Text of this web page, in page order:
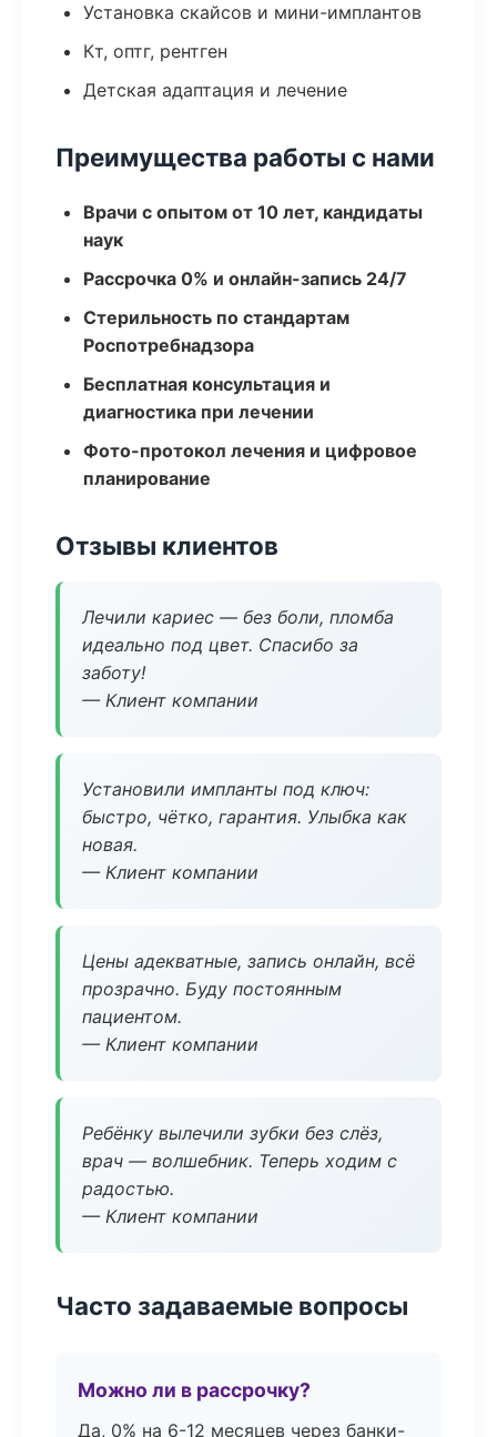
Установка скайсов и мини-имплантов
Кт, оптг, рентген
Детская адаптация и лечение
Преимущества работы с нами
Врачи с опытом от 10 лет, кандидаты
наук
Рассрочка 0% и онлайн-запись 24/7
Стерильность по стандартам
Роспотребнадзора
Бесплатная консультация и
диагностика при лечении
Фото-протокол лечения и цифровое
планирование
Отзывы клиентов
Лечили кариес — без боли, пломба
идеально под цвет. Спасибо за
заботу!
— Клиент компании
Установили импланты под ключ:
быстро, чётко, гарантия. Улыбка как
новая.
— Клиент компании
Цены адекватные, запись онлайн, всё
прозрачно. Буду постоянным
пациентом.
— Клиент компании
Ребёнку вылечили зубки без слёз,
врач — волшебник. Теперь ходим с
радостью.
— Клиент компании
Часто задаваемые вопросы
Можно ли в рассрочку?
Да, 0% на 6-12 месяцев через банки-